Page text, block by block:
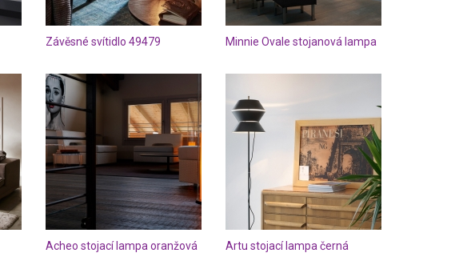
Závěsné svítidlo 49479 Minnie Ovale stojanová lampa
Acheo stojací lampa oranžová Artu stojací lampa černá